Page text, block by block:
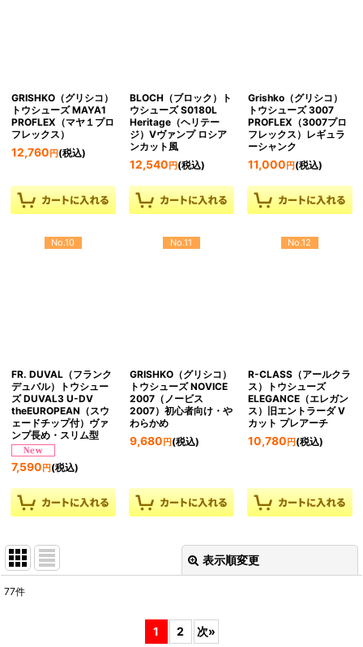
GRISHKO（グリシコ）
トウシューズ MAYA1
PROFLEX（マヤ１プロ
フレックス）
12,760 円 (税込)
BLOCH（ブロック）ト
ウシューズ S0180L
Heritage（ヘリテー
ジ）Vヴァンプ ロシア
ンカット風
12,540 円(税込)
Grishko（グリシコ）
トウシューズ 3007
PROFLEX（3007プロ
フレックス）レギュラ
ーシャンク
11,000 円(税込)
No.10
FR. DUVAL（フランク
デュバル）トウシュー
ズ DUVAL3 U-DV
theEUROPEAN（スウ
ェードチップ付）ヴァ
ンプ長め・スリム型
7,590 円 (税込)
No.11
GRISHKO（グリシコ）
トウシューズ NOVICE
2007（ノービス
2007）初心者向け・や
わらかめ
9,680 円(税込)
No.12
R-CLASS（アールクラ
ス）トウシューズ
ELEGANCE（エレガン
ス）旧エントラーダ V
カット プレアーチ
10,780 円(税込)
表示順変更
77件
1 2 次»